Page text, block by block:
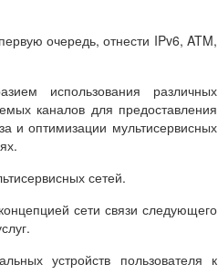
очередь, отнести IPv6, ATM,
использования различных
каналов для предоставления
и оптимизации мультисервисных
сетей.
сети связи следующего
устройств пользователя к